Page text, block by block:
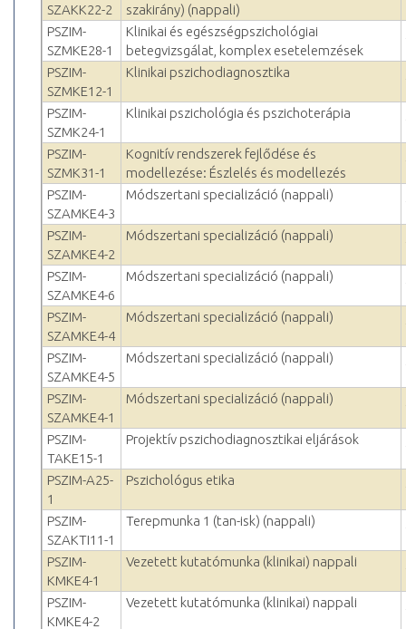
SZAKK22-2
szakirány) (nappali)
PSZIM-
SZMKE28-1
Klinikai és egészségpszichológiai
betegvizsgálat, komplex esetelemzések
PSZIM-
SZMKE12-1
Klinikai pszichodiagnosztika
PSZIM-
SZMK24-1
Klinikai pszichológia és pszichoterápia
PSZIM-
SZMK31-1
Kognitív rendszerek fejlődése és
modellezése: Észlelés és modellezés
PSZIM-
SZAMKE4-3
Módszertani specializáció (nappali)
PSZIM-
SZAMKE4-2
Módszertani specializáció (nappali)
PSZIM-
SZAMKE4-6
Módszertani specializáció (nappali)
PSZIM-
SZAMKE4-4
Módszertani specializáció (nappali)
PSZIM-
SZAMKE4-5
Módszertani specializáció (nappali)
PSZIM-
SZAMKE4-1
Módszertani specializáció (nappali)
PSZIM-
TAKE15-1
Projektív pszichodiagnosztikai eljárások
PSZIM-A25-
1
Pszichológus etika
PSZIM-
SZAKTI11-1
Terepmunka 1 (tan-isk) (nappali)
PSZIM-
KMKE4-1
Vezetett kutatómunka (klinikai) nappali
PSZIM-
KMKE4-2
Vezetett kutatómunka (klinikai) nappali